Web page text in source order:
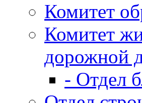
Комитет
Комитет
дорожной
- Отдел